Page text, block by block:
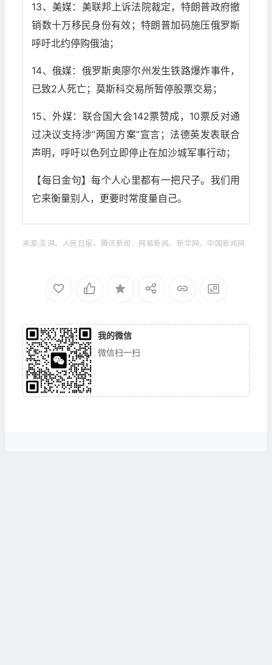
13、美媒：美联邦上诉法院裁定，特朗普政府撤
销数十万移民身份有效；特朗普加码施压俄罗斯
呼吁北约停购俄油；
14、俄媒：俄罗斯奥廖尔州发生铁路爆炸事件，
已致2人死亡；莫斯科交易所暂停股票交易；
15、外媒：联合国大会142票赞成，10票反对通
过决议支持涉“两国方案”宣言；法德英发表联合
声明，呼吁以色列立即停止在加沙城军事行动；
【每日金句】每个人心里都有一把尺子。我们用
它来衡量别人，更要时常度量自己。
来源:澎湃、人民日报、腾讯新闻、网易新闻、新华网、中国新闻网
我的微信
微信扫一扫